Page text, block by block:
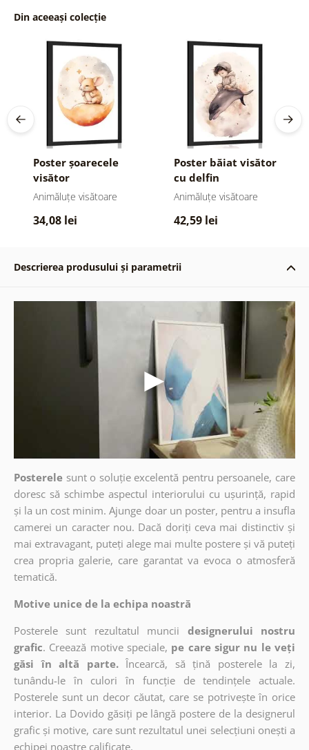
Din aceeași colecție
Poster șoarecele
visător
Animăluțe visătoare
34,08 lei
Poster băiat visător
cu delfin
Animăluțe visătoare
42,59 lei
Descrierea produsului și parametrii
Posterele sunt o soluție excelentă pentru persoanele, care
doresc să schimbe aspectul interiorului cu ușurință, rapid
și la un cost minim. Ajunge doar un poster, pentru a insufla
camerei un caracter nou. Dacă doriți ceva mai distinctiv și
mai extravagant, puteți alege mai multe postere și vă puteți
crea propria galerie, care garantat va evoca o atmosferă
tematică.
Motive unice de la echipa noastră
Posterele sunt rezultatul muncii
designerului nostru
grafic. Creează motive speciale, pe care sigur nu le veți
găsi în altă parte. Încearcă, să țină posterele la zi,
tunându-le în culori în funcție de tendințele actuale.
Posterele sunt un decor căutat, care se potrivește în orice
interior. La Dovido găsiți pe lângă postere de la designerul
grafic și motive, care sunt rezultatul unei selecțiuni onești a
echipei noastre calificate.